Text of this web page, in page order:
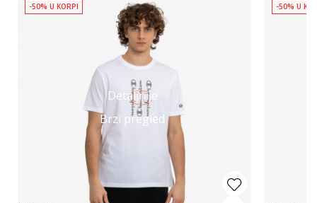
Detaljnije
Brzi pregled
-50% U KORPI -50% U